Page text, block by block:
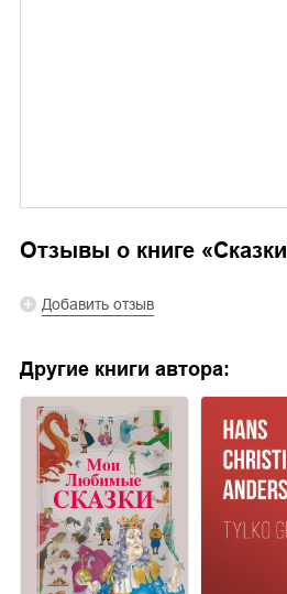
Отзывы о книге «Сказки
Добавить отзыв
Другие книги автора: